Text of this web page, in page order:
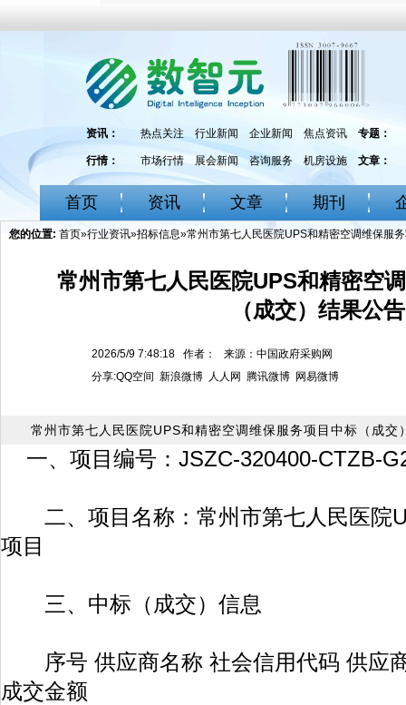
资讯： 热点关注 行业新闻 企业新闻 焦点资讯 专题：
行情： 市场行情 展会新闻 咨询服务 机房设施 文章：
首页 资讯 文章 期刊
您的位置: 首页»行业资讯»招标信息»常州市第七人民医院UPS和精密空调维保服
常州市第七人民医院UPS和精密空
（成交）结果公告
2026/5/9 7:48:18 作者： 来源：中国政府采购网
分享:QQ空间 新浪微博 人人网 腾讯微博 网易微博
常州市第七人民医院UPS和精密空调维保服务项目中标（成交
一、项目编号：JSZC-320400-CTZB-
二、项目名称：常州市第七人民医院
项目
三、中标（成交）信息
序号 供应商名称 社会信用代码 供应
成交金额